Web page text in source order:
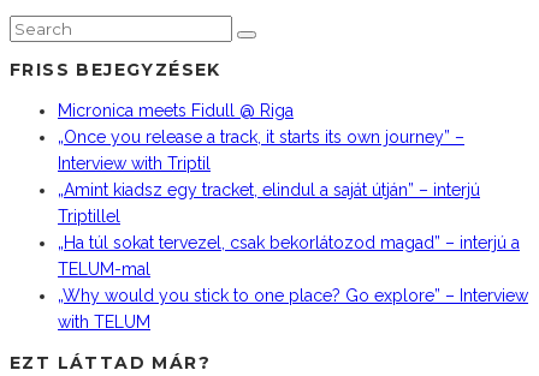
FRISS BEJEGYZÉSEK
Micronica meets Fidull @ Riga
„Once you release a track, it starts its own journey” –
Interview with Triptil
„Amint kiadsz egy tracket, elindul a saját útján” – interjú
Triptillel
„Ha túl sokat tervezel, csak bekorlátozod magad” – interjú a
TELUM-mal
„Why would you stick to one place? Go explore” – Interview
with TELUM
EZT LÁTTAD MÁR?